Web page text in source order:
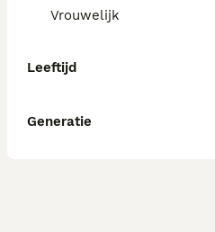
Vrouwelijk
Leeftijd
Generatie